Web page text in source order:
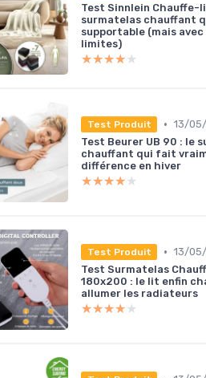
Test Sinnlein Chauffe-
surmatelas chauffant
supportable (mais
limites)
★★★★★
★★★★★
Test Produit • 13/
Test Beurer UB 90 : le
chauffant qui fait
différence en hiver
★★★★★
★★★★★
Test Produit • 13/
Test Surmatelas
180x200 : le lit enfin
allumer les radiateurs
★★★★★
★★★★★